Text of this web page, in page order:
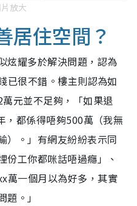
放大
居住空間？
炫耀多於解決問題，認為
已很不錯。樓主則認為如
元並不足夠，「如果退
，都係得唔夠500萬（我無
）。」有網友紛紛表示同
份工你都咪話唔過癮」、
萬一個月以為好多，其實
。」